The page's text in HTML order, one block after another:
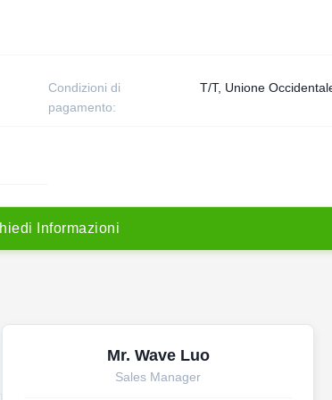
Condizioni di
pagamento:
T/T, Unione
hiedi nformazioni
Mr. Wave Luo
Sales Manager